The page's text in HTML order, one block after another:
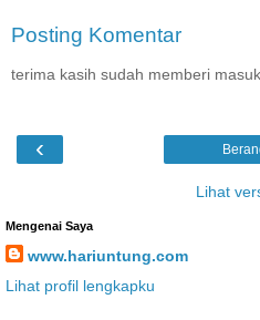
Posting Komentar
terima kasih sudah memberi
‹
Lihat
Mengenai Saya
www.hariuntung.com
Lihat profil lengkapku